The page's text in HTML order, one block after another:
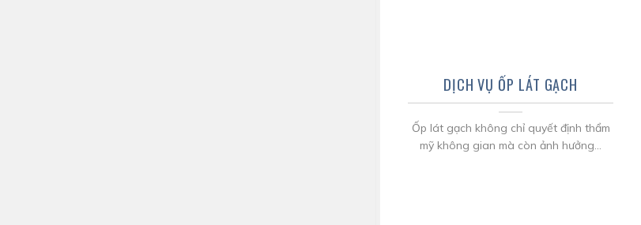
DỊCH VỤ ỐP LÁT GẠCH
Ốp lát gạch không chỉ quyết định thẩm
mỹ không gian mà còn ảnh hưởng...